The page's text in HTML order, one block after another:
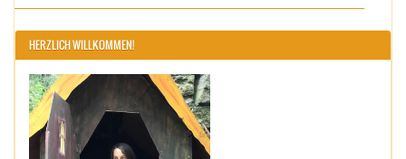
HERZLICH WILLKOMMEN!